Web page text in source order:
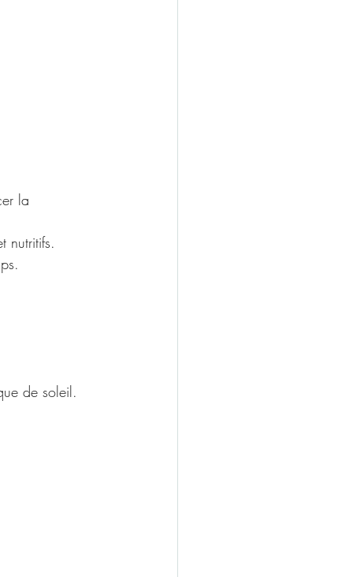
la
nutritifs.
de soleil.